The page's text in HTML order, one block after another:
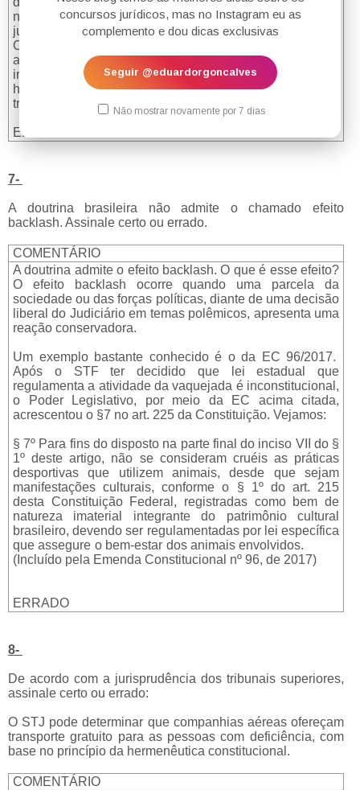
concursos jurídicos, mas no Instagram eu as
complemento e dou dicas exclusivas
Seguir @eduardorgoncalves
Não mostrar novamente por 7 dias
não o trânsito em julgado dos acordos homologados
judicialmente.
O ministro Marco Aurélio registrou que, em observância
ao princípio da vedação à supressão de instância, é
inviável a apreciação da controvérsia pelo Supremo,
haja vista que não houve julgamento do mérito pelo
tribunal de origem.
ERRADO
7-
A doutrina brasileira não admite o chamado efeito
backlash. Assinale certo ou errado.
COMENTÁRIO
A doutrina admite o efeito backlash. O que é esse efeito?
O efeito backlash ocorre quando uma parcela da
sociedade ou das forças políticas, diante de uma decisão
liberal do Judiciário em temas polêmicos, apresenta uma
reação conservadora.
Um exemplo bastante conhecido é o da EC 96/2017.
Após o STF ter decidido que lei estadual que
regulamenta a atividade da vaquejada é inconstitucional,
o Poder Legislativo, por meio da EC acima citada,
acrescentou o §7 no art. 225 da Constituição. Vejamos:
§ 7º Para fins do disposto na parte final do inciso VII do §
1º deste artigo, não se consideram cruéis as práticas
desportivas que utilizem animais, desde que sejam
manifestações culturais, conforme o § 1º do art. 215
desta Constituição Federal, registradas como bem de
natureza imaterial integrante do patrimônio cultural
brasileiro, devendo ser regulamentadas por lei específica
que assegure o bem-estar dos animais envolvidos.
(Incluído pela Emenda Constitucional nº 96, de 2017)
ERRADO
8-
De acordo com a jurisprudência dos tribunais superiores,
assinale certo ou errado:
O STJ pode determinar que companhias aéreas ofereçam
transporte gratuito para as pessoas com deficiência, com
base no princípio da hermenêutica constitucional.
COMENTÁRIO